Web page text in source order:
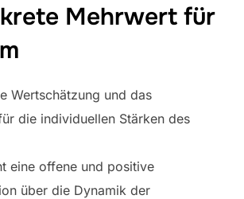
Mehrwert für
Wertschätzung und das
die individuellen Stärken des
eine offene und positive
über die Dynamik der